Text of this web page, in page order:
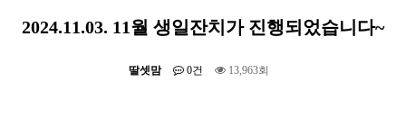
2024.11.03. 11월 생일잔치가 진행되었습니다~
딸셋맘 0건 13,963회